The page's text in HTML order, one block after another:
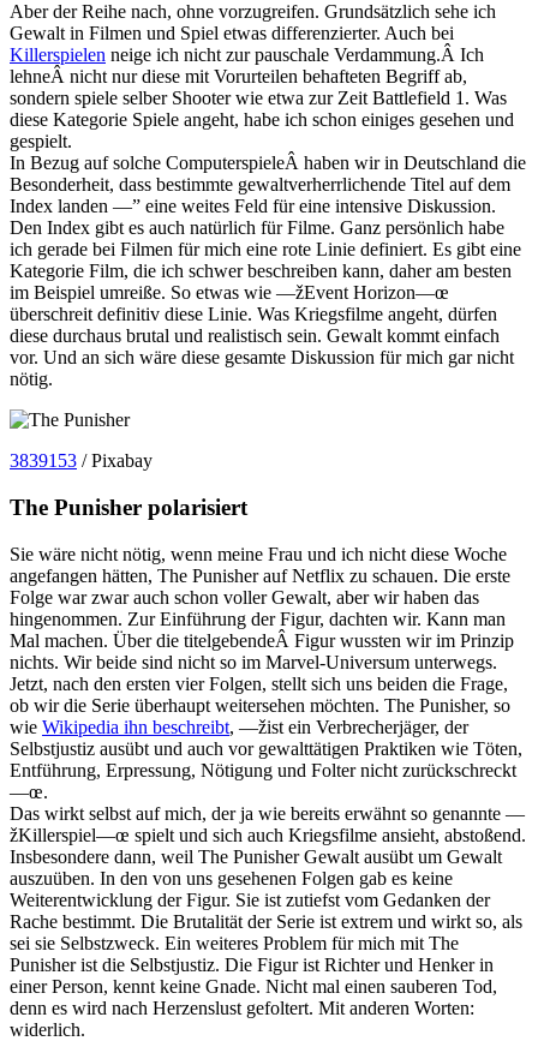
Aber der Reihe nach, ohne vorzugreifen. Grundsätzlich sehe ich
Gewalt in Filmen und Spiel etwas differenzierter. Auch bei
Killerspielen neige ich nicht zur pauschale Verdammung.Â Ich
lehneÂ nicht nur diese mit Vorurteilen behafteten Begriff ab,
sondern spiele selber Shooter wie etwa zur Zeit Battlefield 1. Was
diese Kategorie Spiele angeht, habe ich schon einiges gesehen und
gespielt.
In Bezug auf solche ComputerspieleÂ haben wir in Deutschland die
Besonderheit, dass bestimmte gewaltverherrlichende Titel auf dem
Index landen —” eine weites Feld für eine intensive Diskussion.
Den Index gibt es auch natürlich für Filme. Ganz persönlich habe
ich gerade bei Filmen für mich eine rote Linie definiert. Es gibt eine
Kategorie Film, die ich schwer beschreiben kann, daher am besten
im Beispiel umreiße. So etwas wie —žEvent Horizon—œ
überschreit definitiv diese Linie. Was Kriegsfilme angeht, dürfen
diese durchaus brutal und realistisch sein. Gewalt kommt einfach
vor. Und an sich wäre diese gesamte Diskussion für mich gar nicht
nötig.
3839153 / Pixabay
The Punisher polarisiert
Sie wäre nicht nötig, wenn meine Frau und ich nicht diese Woche
angefangen hätten, The Punisher auf Netflix zu schauen. Die erste
Folge war zwar auch schon voller Gewalt, aber wir haben das
hingenommen. Zur Einführung der Figur, dachten wir. Kann man
Mal machen. Über die titelgebendeÂ Figur wussten wir im Prinzip
nichts. Wir beide sind nicht so im Marvel-Universum unterwegs.
Jetzt, nach den ersten vier Folgen, stellt sich uns beiden die Frage,
ob wir die Serie überhaupt weitersehen möchten. The Punisher, so
wie Wikipedia ihn beschreibt, —žist ein Verbrecherjäger, der
Selbstjustiz ausübt und auch vor gewalttätigen Praktiken wie Töten,
Entführung, Erpressung, Nötigung und Folter nicht zurückschreckt
—œ.
Das wirkt selbst auf mich, der ja wie bereits erwähnt so genannte —
žKillerspiel—œ spielt und sich auch Kriegsfilme ansieht, abstoßend.
Insbesondere dann, weil The Punisher Gewalt ausübt um Gewalt
auszuüben. In den von uns gesehenen Folgen gab es keine
Weiterentwicklung der Figur. Sie ist zutiefst vom Gedanken der
Rache bestimmt. Die Brutalität der Serie ist extrem und wirkt so, als
sei sie Selbstzweck. Ein weiteres Problem für mich mit The
Punisher ist die Selbstjustiz. Die Figur ist Richter und Henker in
einer Person, kennt keine Gnade. Nicht mal einen sauberen Tod,
denn es wird nach Herzenslust gefoltert. Mit anderen Worten:
widerlich.